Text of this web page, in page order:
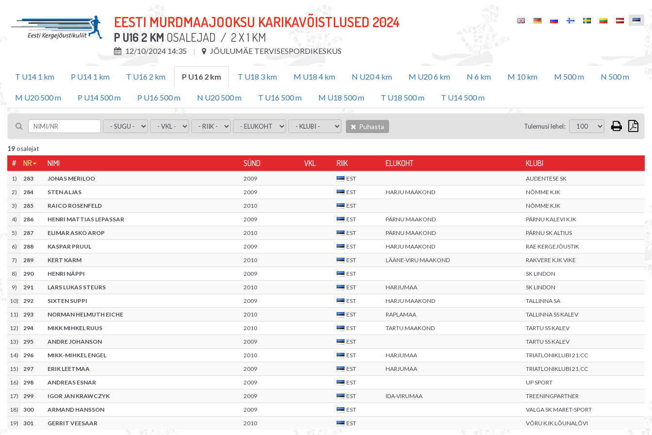
EESTI MURDMAAJOOKSU KARIKAVÕISTLUSED 2024
P U16 2 KM OSALEJAD / 2 X 1 KM
12/10/2024 14:35 JÕULUMÄE TERVISESPORDIKESKUS
T U14 1 km P U14 1 km T U16 2 km P U16 2 km T U18 3 km M U18 4 km N U20 4 km M U20 6 km N 6 km M 10 km M 500 m N 500 m
M U20 500 m P U14 500 m P U16 500 m N U20 500 m T U16 500 m M U18 500 m T U18 500 m T U14 500 m
Puhasta Tulemusi lehel:
19osalejat
# NR NIMI SÜND VKL RIIK ELUKOHT KLUBI
1) 283 JONAS MERILOO 2009 EST
AUDENTESE SK
2) 284 STEN ALJAS 2009 EST HARJU MAAKOND
NÕMME KJK
3) 285 RAICO ROSENFELD 2010 EST
NÕMME KJK
4) 286 HENRI MATTIAS LEPASSAR 2009 EST PÄRNU MAAKOND
PÄRNU KALEVI KJK
5) 287 ELIMAR ASKO AROP 2010 EST PÄRNU MAAKOND
PÄRNU SK ALTIUS
6) 288 KASPAR PRUUL 2009 EST HARJU MAAKOND
RAE KERGEJÕUSTIK
7) 289 KERT KARM 2010 EST LÄÄNE-VIRU MAAKOND
RAKVERE KJK VIKE
8) 290 HENRI NÄPPI 2009 EST
SK LINDON
9) 291 LARS LUKAS STEURS 2010 EST HARJUMAA
SK LINDON
10) 292 SIXTEN SUPPI 2009 EST HARJU MAAKOND
TALLINNA SA
11) 293 NORMAN HELMUTH EICHE 2010 EST RAPLAMAA
TALLINNA SS KALEV
12) 294 MIKK MIHKEL RUUS 2010 EST TARTU MAAKOND
TARTU SS KALEV
13) 295 ANDRE JOHANSON 2009 EST
TARTU SS KALEV
14) 296 MIKK-MIHKEL ENGEL 2010 EST HARJUMAA
TRIATLONIKLUBI 21.CC
15) 297 ERIK LEETMAA 2009 EST HARJUMAA
TRIATLONIKLUBI 21.CC
16) 298 ANDREAS ESNAR 2009 EST
UP SPORT
17) 299 IGOR JAN KRAWCZYK 2009 EST IDA-VIRUMAA
TREENINGPARTNER
18) 300 ARMAND HANSSON 2009 EST
VALGA SK MARET-SPORT
19) 301 GERRIT VEESAAR 2010 EST VÕRU KJK LÕUNALÕVI